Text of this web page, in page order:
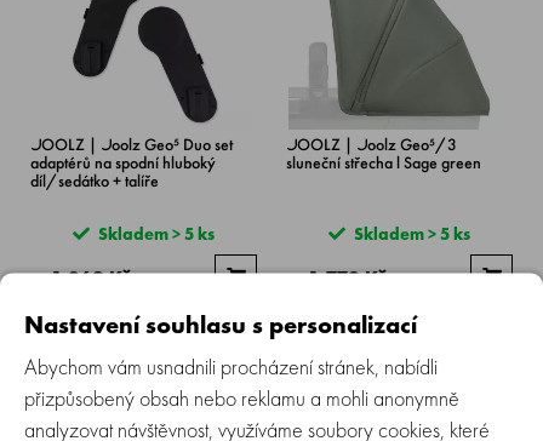
JOOLZ | Joolz Geo⁵ Duo set
adaptérů na spodní hluboký
díl/sedátko + talíře
Skladem > 5 ks
1 269 Kč
JOOLZ | Joolz Geo⁵/3
sluneční střecha l Sage green
Skladem > 5 ks
1 779 Kč
Nastavení souhlasu s personalizací
Abychom vám usnadnili procházení stránek, nabídli
přizpůsobený obsah nebo reklamu a mohli anonymně
analyzovat návštěvnost, využíváme soubory cookies, které